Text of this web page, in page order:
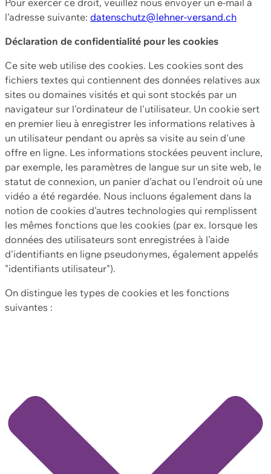
l'adresse suivante: datenschutz@lehner-versand.ch
Déclaration de confidentialité pour les cookies
Ce site web utilise des cookies. Les cookies sont des
fichiers textes qui contiennent des données relatives aux
sites ou domaines visités et qui sont stockés par un
navigateur sur l'ordinateur de l'utilisateur. Un cookie sert
en premier lieu à enregistrer les informations relatives à
un utilisateur pendant ou après sa visite au sein d'une
offre en ligne. Les informations stockées peuvent inclure,
par exemple, les paramètres de langue sur un site web, le
statut de connexion, un panier d'achat ou l'endroit où une
vidéo a été regardée. Nous incluons également dans la
notion de cookies d'autres technologies qui remplissent
les mêmes fonctions que les cookies (par ex. lorsque les
données des utilisateurs sont enregistrées à l'aide
d'identifiants en ligne pseudonymes, également appelés
"identifiants utilisateur").
On distingue les types de cookies et les fonctions
suivantes :